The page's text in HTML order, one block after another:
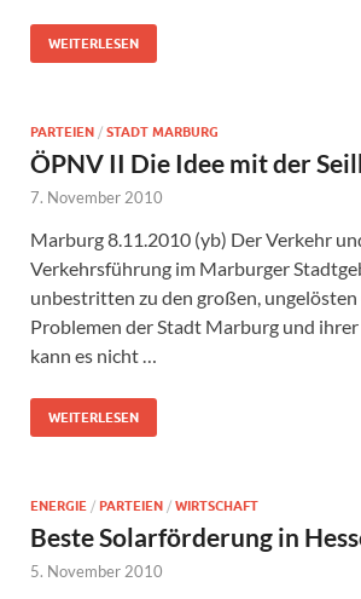
WEITERLESEN
PARTEIEN / STADT MARBURG
ÖPNV II Die Idee mit der
7. November 2010
Marburg 8.11.2010 (yb) Der Verkehr
Verkehrsführung im Marburger
unbestritten zu den großen,
Problemen der Stadt Marburg und ihrer
kann es nicht …
WEITERLESEN
ENERGIE / PARTEIEN / WIRTSCHAFT
Beste Solarförderung in
5. November 2010